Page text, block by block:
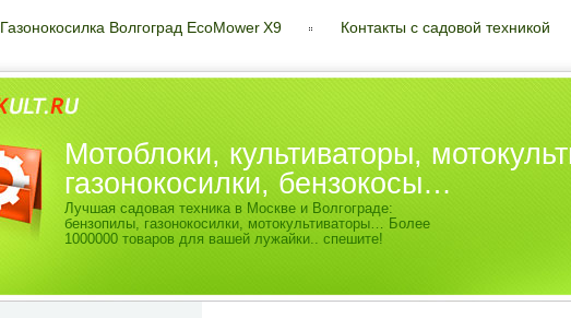
Газонокосилка Волгоград EcoMower X9 Контакты с садовой техникой
Мотоблоки, культиваторы,
газонокосилки, бензокосы…
Лучшая садовая техника в Москве и Волгограде:
бензопилы, газонокосилки, мотокультиваторы… Более
1000000 товаров для вашей лужайки.. спешите!